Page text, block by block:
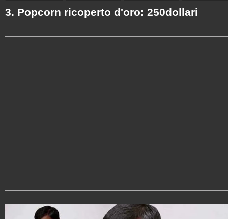
3. Popcorn ricoperto d'oro: 250dollari